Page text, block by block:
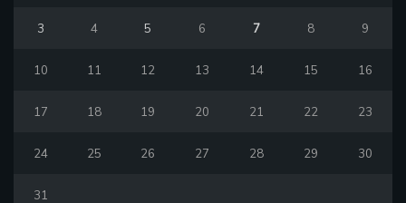
3 4 5 6 7 8 9
10 11 12 13 14 15 16
17 18 19 20 21 22 23
24 25 26 27 28 29 30
31